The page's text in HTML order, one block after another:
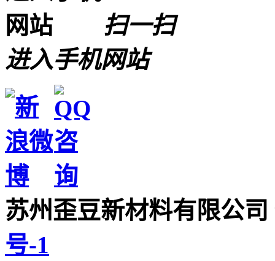
扫一扫
进入手机网站
苏州歪豆新材料有限公
号-1